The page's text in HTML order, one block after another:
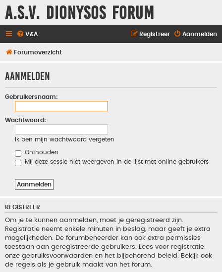
A.S.V. Dionysos Forum
V&A Aanmelden
Registreer
Forumoverzicht
Aanmelden
Gebruikersnaam:
Wachtwoord:
Ik ben mijn wachtwoord vergeten
Onthouden
Mij deze sessie niet weergeven in de lijst met online gebruikers
REGISTREER
Om je te kunnen aanmelden, moet je geregistreerd zijn.
Registratie neemt enkele minuten in beslag, maar geeft je extra
mogelijkheden. De forumbeheerder kan ook extra permissies
toestaan aan geregistreerde gebruikers. Lees voor registratie
onze gebruiksvoorwaarden en het bijbehorend beleid. Bekijk ook
de regels als je gebruik maakt van het forum.